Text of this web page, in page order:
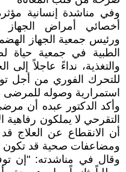
وفي مناشدة إنسانية
أخصائي أمراض الجهاز
ورئيس جمعية الجهاز
الطبية في جمعية حياة
والتغذية، نداءً عاجلاً إلى
للتحرك الفوري من أجل
استمرارية وصوله للمرضى
وأكد الدكتور عبده أن
التقرحي لا يملكون رفاهية
أن الانقطاع عن العلاج
ومضاعفات صحية قد تكون
وقال في مناشدته: "إن